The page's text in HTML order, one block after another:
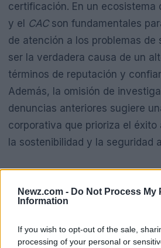
Newz.com - Do Not Process My
Information
If you wish to opt-out of the sale,
processing of your personal or
certificación. En un ecosistema
y el CACson fundamentales
de atención a los problemas de
ser la verdadera causa de un
términos de reputación y
Además, la omisión de
denuncias anteriores sugiere
corporativa que prioriza el éxito
la sostenibilidad y la seguridad
gerentes de producto
Primero, la cultura de